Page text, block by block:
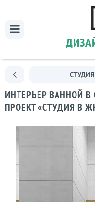
ИНТЕРЬЕР ВАННОЙ
ПРОЕКТ «СТУДИЯ В